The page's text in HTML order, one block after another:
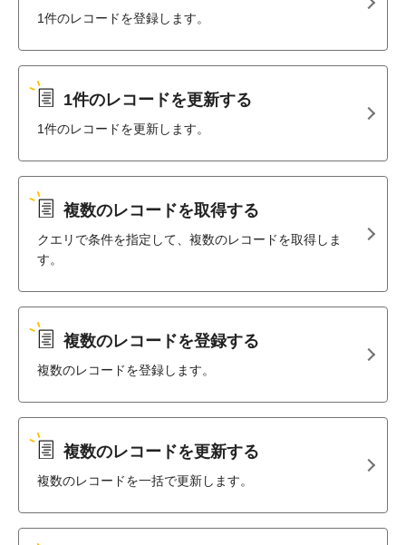
1件のレコードを登録します。
1件のレコードを更新する
1件のレコードを更新します。
複数のレコードを取得する
クエリで条件を指定して、複数のレコードを取得しま
す。
複数のレコードを登録する
複数のレコードを登録します。
複数のレコードを更新する
複数のレコードを一括で更新します。